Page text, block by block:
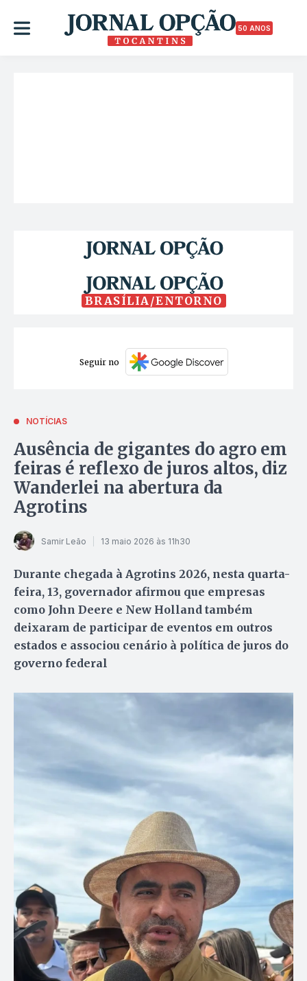
50 ANOS
BRASÍLIA/ENTORNO
Seguir no
NOTÍCIAS
Ausência de gigantes do agro em
feiras é reflexo de juros altos, diz
Wanderlei na abertura da
Agrotins
Samir Leão 13 maio 2026 às 11h30
Durante chegada à Agrotins 2026, nesta quarta-
feira, 13, governador afirmou que empresas
como John Deere e New Holland também
deixaram de participar de eventos em outros
estados e associou cenário à política de juros do
governo federal